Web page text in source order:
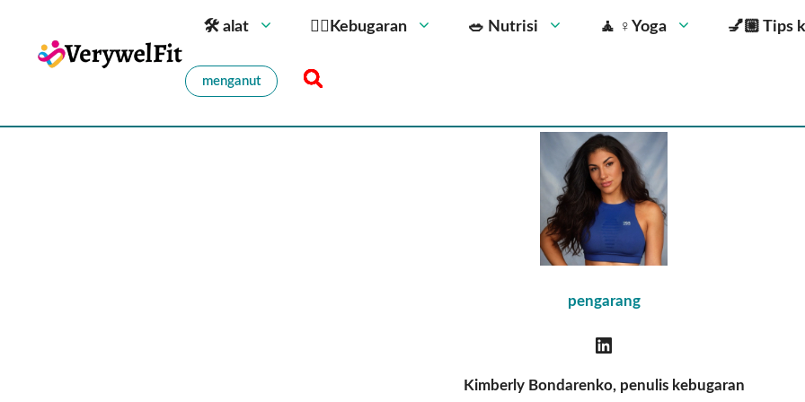
🛠 alat 🏋️‍♀️Kebugaran 🥗 Nutrisi 🧘 ‍♀️Yoga 💅🏼 Tips
menganut
pengarang
Kimberly Bondarenko, penulis kebugaran